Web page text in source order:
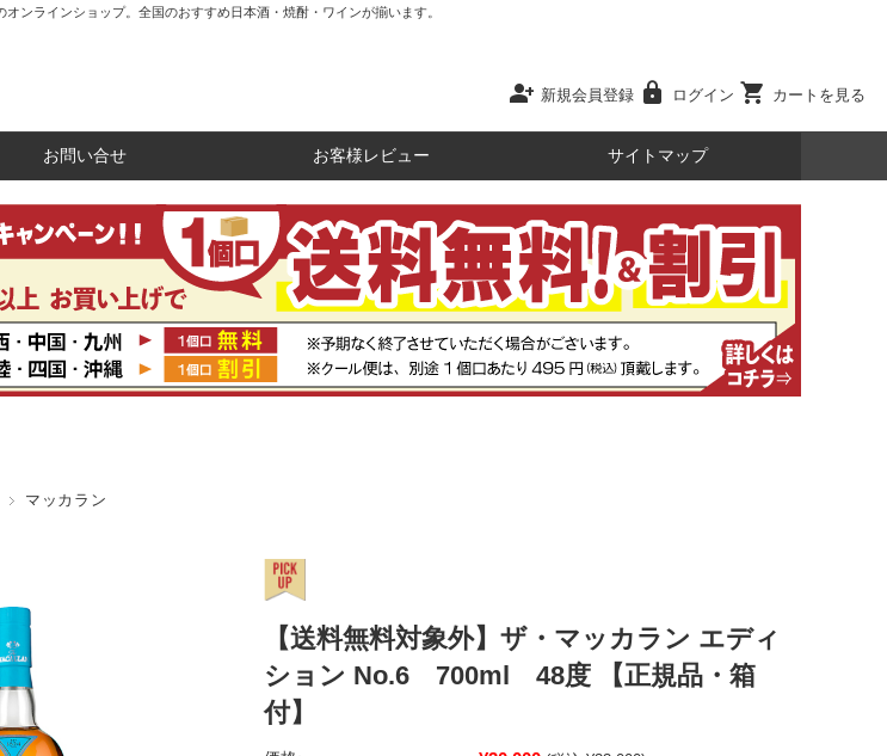
ンラインショップ。全国のおすすめ日本酒・焼酎・ワインが揃います。
person_add 新規会員登録 lock ログイン shopping_cart カートを見る
お問い合せ お客様レビュー サイトマップ
マッカラン
【送料無料対象外】ザ・マッカラン エディ
ション No.6 700ml 48度 【正規品・箱
付】